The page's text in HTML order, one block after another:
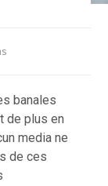
banales
de plus en
media ne
de ces